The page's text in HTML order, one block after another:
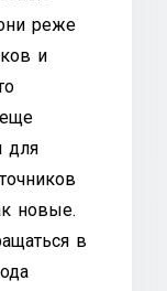
реже
и
для
новые.
в